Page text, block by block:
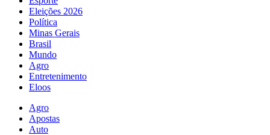
Eleições 2026
Política
Minas Gerais
Brasil
Mundo
Agro
Entretenimento
Eloos
Agro
Apostas
Auto